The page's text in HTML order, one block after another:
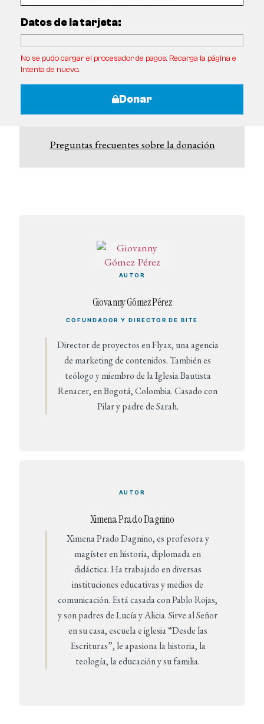
Datos de la tarjeta:
No se pudo cargar el procesador de pagos. Recarga la página e
intenta de nuevo.
Donar
Preguntas frecuentes sobre la donación
AUTOR
Giovanny Gómez Pérez
COFUNDADOR Y DIRECTOR DE BITE
Director de proyectos en Flyax, una agencia
de marketing de contenidos. También es
teólogo y miembro de la Iglesia Bautista
Renacer, en Bogotá, Colombia. Casado con
Pilar y padre de Sarah.
AUTOR
Ximena Prado Dagnino
Ximena Prado Dagnino, es profesora y
magíster en historia, diplomada en
didáctica. Ha trabajado en diversas
instituciones educativas y medios de
comunicación. Está casada con Pablo Rojas,
y son padres de Lucía y Alicia. Sirve al Señor
en su casa, escuela e iglesia “Desde las
Escrituras”, le apasiona la historia, la
teología, la educación y su familia.